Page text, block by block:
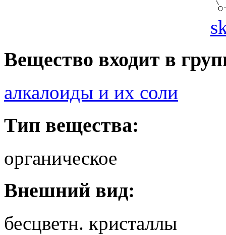
Вещество входит в
алкалоиды и их соли
Тип вещества:
органическое
Внешний вид:
бесцветн. кристаллы